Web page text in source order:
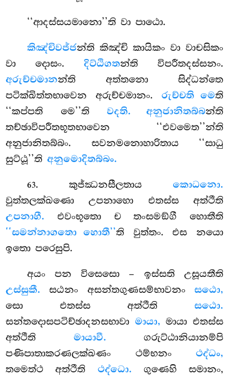
‘‘ආදස්සයමානො’’ති වා පාඨො.
කිඤ්චිවජ්ජන්ති කිඤ්චි කායිකං වා වාචසිකං
වා දොසං. දිට්ඨිගතන්ති විපරීතදස්සනං.
අරුච්චමානන්ති අත්තනො සිද්ධන්තෙ
පටික්ඛිත්තභාවෙන අරුච්චමානං. රුච්චති මෙති
‘‘කප්පති මෙ’’තිවදති. අනුජානිතබ්බන්ති
තච්ඡාවිපරීතභූතභාවෙන ‘‘එවමෙත’’න්ති
අනුජානිතබ්බං. සවනමනොහාරිතාය ‘‘සාධු
සුට්ඨූ’’තිඅනුමොදිතබ්බං.
63. කුජ්ඣනසීලතාය කොධනො.
වුත්තලක්ඛණො උපනාහො එතස්ස අත්ථීති
උපනාහී. එවංභූතො ච තංසමඞ්ගී හොතීති
‘‘සමන්නාගතො හොතී’’ති වුත්තං. එස නයො
ඉතො පරෙසුපි.
අයං පන විසෙසො – ඉස්සති උසූයතීති
උස්සුකී. සඨනං අසන්තගුණසම්භාවනං සඨො,
සො එතස්ස අත්ථීති සඨො.
සන්තදොසපටිච්ඡාදනසභාවා මායා, මායා එතස්ස
අත්ථීති මායාවී. ගරුට්ඨානියානම්පි
පණිපාතාකරණලක්ඛණං ථම්භනං ථද්ධං,
තමෙත්ථ අත්ථීති ථද්ධො. ගුණෙහි සමානං,